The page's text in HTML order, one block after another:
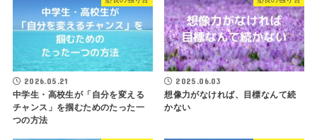
2026.05.21
中学生・高校生が「自分を変える
チャンス」を掴むためのたった一
つの方法
2025.06.03
想像力がなければ、目標なんて続
かない